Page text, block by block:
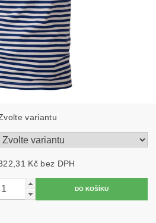
variantu
322,31 Kč bez DPH